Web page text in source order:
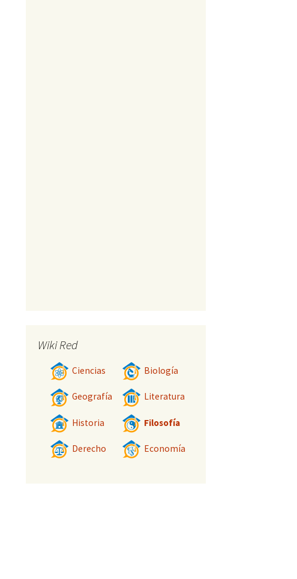
Wiki Red
Ciencias Biología
Geografía Literatura
Historia Filosofía
Derecho Economía